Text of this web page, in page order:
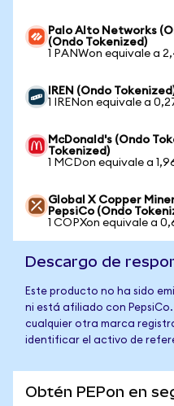
Palo Alto Networks
(Ondo Tokenized)
1 PANWon equivale a
IREN (Ondo
1 IRENon equivale a
McDonald's (Ondo
Tokenized)
1 MCDon equivale a
Global X Copper
PepsiCo (Ondo
1 COPXon equivale a
Descargo de
Este producto no ha sido
ni está afiliado con
cualquier otra marca
identificar el activo de
Obtén PEPon en